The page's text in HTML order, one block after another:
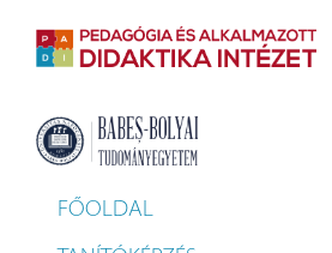
FŐOLDAL